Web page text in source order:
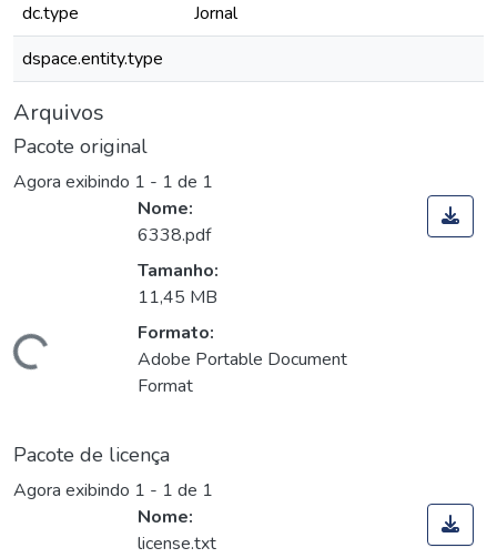
dc.type
Jornal
dspace.entity.type
Arquivos
Pacote original
Agora exibindo 1 - 1 de 1
Carregando...
Nome:
6338.pdf
Tamanho:
11,45 MB
Formato:
Adobe Portable Document
Format
Pacote de licença
Agora exibindo 1 - 1 de 1
Nome:
license.txt